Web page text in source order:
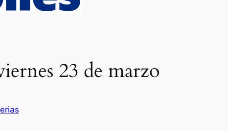
23 de marzo